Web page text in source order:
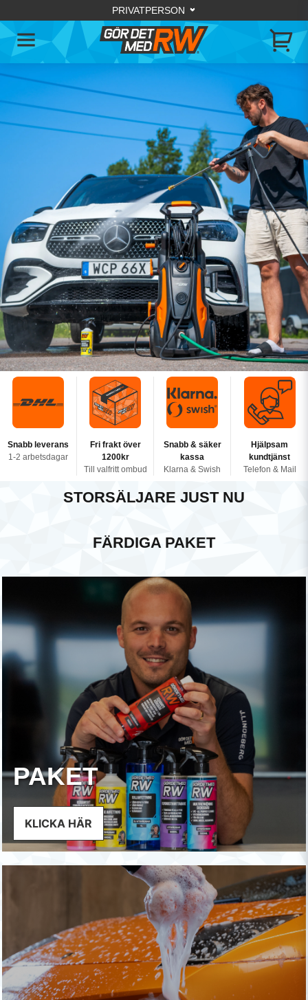
Snabb leverans
1-2 arbetsdagar
Fri frakt över
1200kr
Till valfritt ombud
Snabb & säker
kassa
Klarna & Swish
Hjälpsam
kundtjänst
Telefon & Mail
STORSÄLJARE JUST NU
FÄRDIGA PAKET
PAKET
KLICKA HÄR